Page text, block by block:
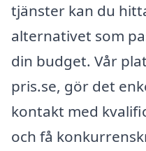
tjänster kan du
alternativet som
din budget. Vår
pris.se, gör det
kontakt med
och få